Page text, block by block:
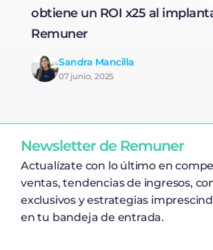
obtiene un ROI x25 al
Remuner
Sandra Mancilla
07 junio, 2025
Newsletter de Remuner
Actualízate con lo último en
ventas, tendencias de ingresos,
exclusivos y estrategias
en tu bandeja de entrada.